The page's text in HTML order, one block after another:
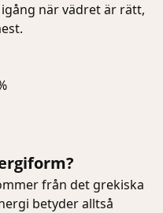
när vädret är rätt,
från det grekiska
betyder alltså